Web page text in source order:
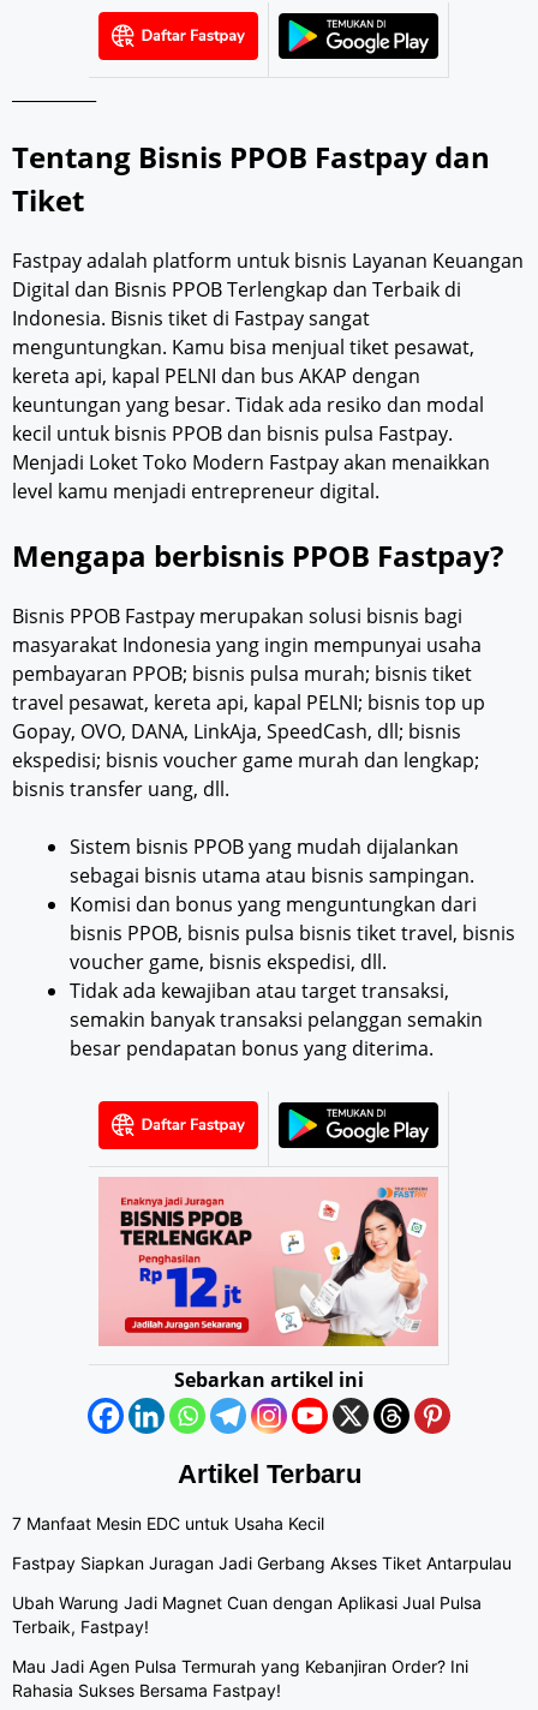
Tentang Bisnis PPOB Fastpay dan
Tiket
Fastpay adalah platform untuk bisnis Layanan Keuangan
Digital dan Bisnis PPOB Terlengkap dan Terbaik di
Indonesia. Bisnis tiket di Fastpay sangat
menguntungkan. Kamu bisa menjual tiket pesawat,
kereta api, kapal PELNI dan bus AKAP dengan
keuntungan yang besar. Tidak ada resiko dan modal
kecil untuk bisnis PPOB dan bisnis pulsa Fastpay.
Menjadi Loket Toko Modern Fastpay akan menaikkan
level kamu menjadi entrepreneur digital.
Mengapa berbisnis PPOB Fastpay?
Bisnis PPOB Fastpay merupakan solusi bisnis bagi
masyarakat Indonesia yang ingin mempunyai usaha
pembayaran PPOB; bisnis pulsa murah; bisnis tiket
travel pesawat, kereta api, kapal PELNI; bisnis top up
Gopay, OVO, DANA, LinkAja, SpeedCash, dll; bisnis
ekspedisi; bisnis voucher game murah dan lengkap;
bisnis transfer uang, dll.
Sistem bisnis PPOB yang mudah dijalankan
sebagai bisnis utama atau bisnis sampingan.
Komisi dan bonus yang menguntungkan dari
bisnis PPOB, bisnis pulsa bisnis tiket travel, bisnis
voucher game, bisnis ekspedisi, dll.
Tidak ada kewajiban atau target transaksi,
semakin banyak transaksi pelanggan semakin
besar pendapatan bonus yang diterima.
Sebarkan artikel ini
Artikel Terbaru
7 Manfaat Mesin EDC untuk Usaha Kecil
Fastpay Siapkan Juragan Jadi Gerbang Akses Tiket Antarpulau
Ubah Warung Jadi Magnet Cuan dengan Aplikasi Jual Pulsa
Terbaik, Fastpay!
Mau Jadi Agen Pulsa Termurah yang Kebanjiran Order? Ini
Rahasia Sukses Bersama Fastpay!